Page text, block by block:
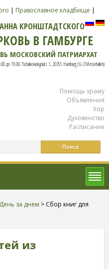
| Православное кладбище |
КРОНШТАДТСКОГО
В ГАМБУРГЕ
МОСКОВСКИЙ ПАТРИАРХАТ
до 19.00. Tschaikowskyplatz 1, 20355 Hamburg (U-2 Messehallen)
Помощь храму
Объявления
Хор
Духовенство
Расписание
День за днем > Сбор книг для
из